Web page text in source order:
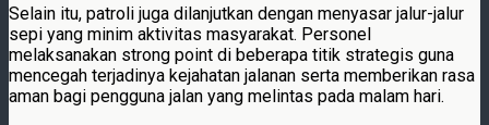
Selain itu, patroli juga dilanjutkan dengan menyasar jalur-jalur
sepi yang minim aktivitas masyarakat. Personel
melaksanakan strong point di beberapa titik strategis guna
mencegah terjadinya kejahatan jalanan serta memberikan rasa
aman bagi pengguna jalan yang melintas pada malam hari.